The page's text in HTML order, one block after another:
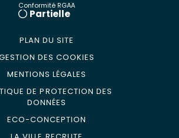
Conformité RGAA
Partielle
PLAN DU SITE
DES COOKIES
MENTIONS LÉGALES
DE PROTECTION DES
DONNÉES
ECO-CONCEPTION